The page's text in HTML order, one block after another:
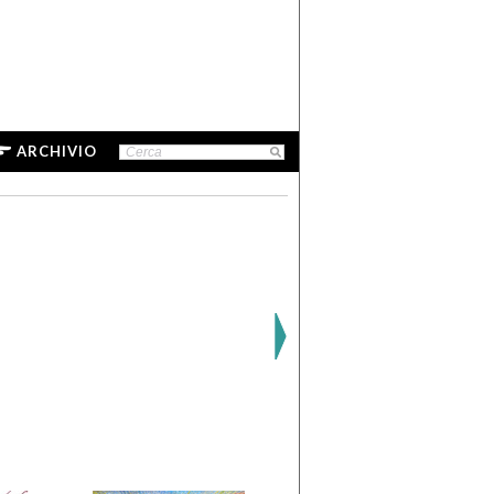
ARCHIVIO